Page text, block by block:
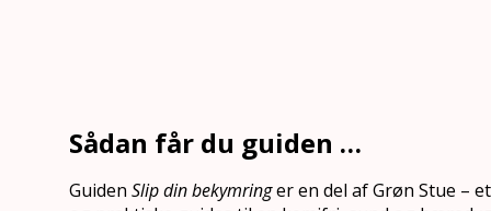
Sådan får du guiden …
Guiden Slip din bekymringer en del af Grøn Stue –